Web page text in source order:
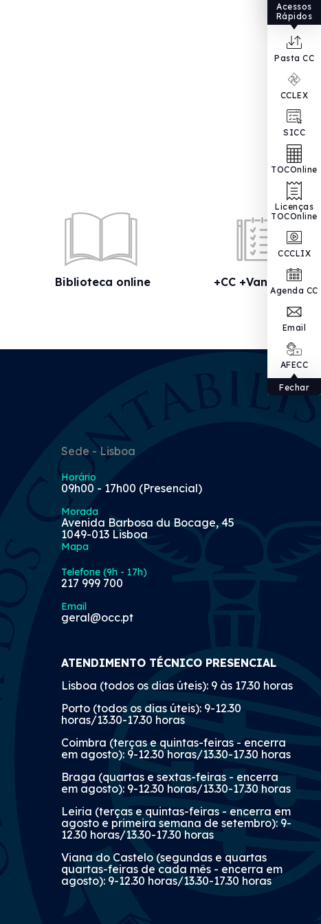
Acessos
Rápidos
Pasta CC
CCLEX
SICC
TOCOnline
Licenças
TOCOnline
CCCLIX
Agenda CC
Email
AFECC
Fechar
Biblioteca online +CC +Vantagens
Sede - Lisboa
Horário
09h00 - 17h00 (Presencial)
Morada
Avenida Barbosa du Bocage, 45
1049-013 Lisboa
Mapa
Telefone (9h - 17h)
217 999 700
Email
geral@occ.pt
ATENDIMENTO TÉCNICO PRESENCIAL
Lisboa (todos os dias úteis): 9 às 17.30 horas
Porto (todos os dias úteis): 9-12.30
horas/13.30-17.30 horas
Coimbra (terças e quintas-feiras - encerra
em agosto): 9-12.30 horas/13.30-17.30 horas
Braga (quartas e sextas-feiras - encerra
em agosto): 9-12.30 horas/13.30-17.30 horas
Leiria (terças e quintas-feiras - encerra em
agosto e primeira semana de setembro): 9-
12.30 horas/13.30-17.30 horas
Viana do Castelo (segundas e quartas
quartas-feiras de cada mês - encerra em
agosto): 9-12.30 horas/13.30-17.30 horas